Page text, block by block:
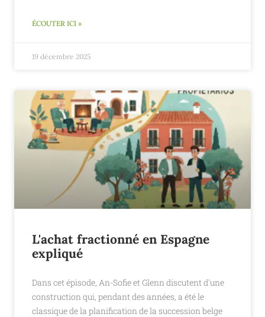
ÉCOUTER ICI »
19 décembre 2025
L'achat fractionné en Espagne
expliqué
Dans cet épisode, An-Sofie et Glenn discutent d'une
construction qui, pendant des années, a été le
classique de la planification de la succession belge